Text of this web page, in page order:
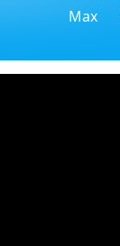
Max